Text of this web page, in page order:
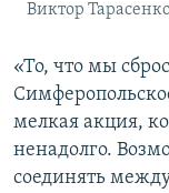
Виктор
«То, что мы
мелкая акция,
ненадолго.
соединять